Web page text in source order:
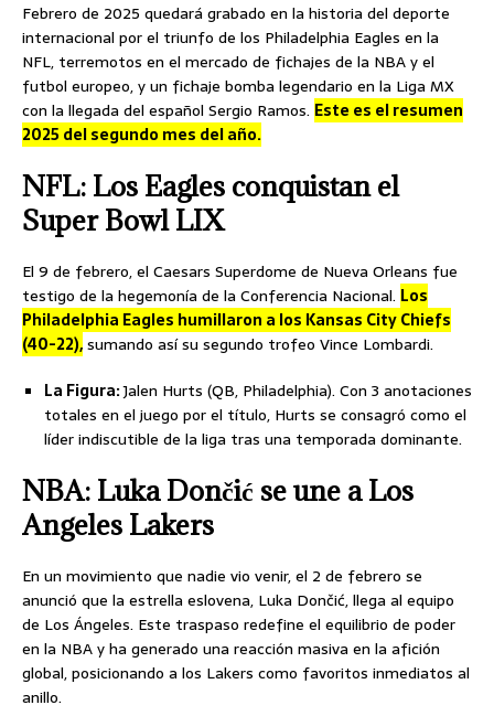
Febrero de 2025 quedará grabado en la historia del deporte
internacional por el triunfo de los Philadelphia Eagles en la
NFL, terremotos en el mercado de fichajes de la NBA y el
futbol europeo, y un fichaje bomba legendario en la Liga MX
con la llegada del español Sergio Ramos. Este es el resumen
2025 del segundo mes del año.
NFL: Los Eagles conquistan el
Super Bowl LIX
El 9 de febrero, el Caesars Superdome de Nueva Orleans fue
testigo de la hegemonía de la Conferencia Nacional. Los
Philadelphia Eagles humillaron a los Kansas City Chiefs
(40-22),sumando así su segundo trofeo Vince Lombardi.
La Figura:Jalen Hurts (QB, Philadelphia). Con 3 anotaciones
totales en el juego por el título, Hurts se consagró como el
líder indiscutible de la liga tras una temporada dominante.
NBA: Luka Dončić se une a Los
Angeles Lakers
En un movimiento que nadie vio venir, el 2 de febrero se
anunció que la estrella eslovena, Luka Dončić, llega al equipo
de Los Ángeles. Este traspaso redefine el equilibrio de poder
en la NBA y ha generado una reacción masiva en la afición
global, posicionando a los Lakers como favoritos inmediatos al
anillo.